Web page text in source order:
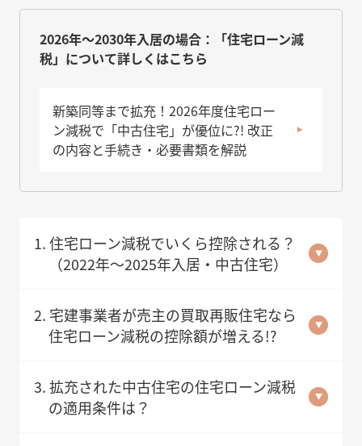
2026年～2030年入居の場合：「住宅ローン減
税」について詳しくはこちら
新築同等まで拡充！2026年度住宅ロー
ン減税で「中古住宅」が優位に?! 改正
の内容と手続き・必要書類を解説
1. 住宅ローン減税でいくら控除される？
（2022年～2025年入居・中古住宅）
2. 宅建事業者が売主の買取再販住宅なら
住宅ローン減税の控除額が増える!?
3. 拡充された中古住宅の住宅ローン減税
の適用条件は？